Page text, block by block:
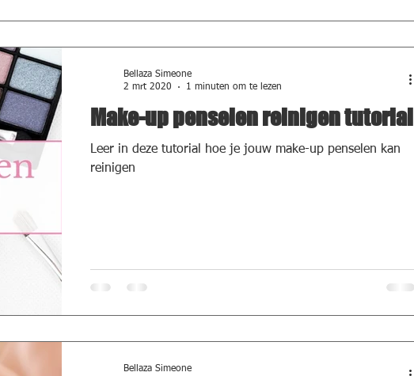
Make-up penselen reinigen tutorial
Leer in deze tutorial hoe je jouw make-up penselen kan
reinigen
Bellaza Simeone
2 mrt 2020
1 minuten om te lezen
Bellaza Simeone